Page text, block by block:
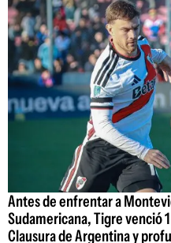
Antes de enfrentar a
Sudamericana, Tigre venció
Clausura de Argentina y